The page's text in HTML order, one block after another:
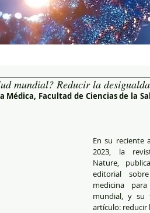
mundial? Reducir la
Facultad de Ciencias de la
En su reciente
2023, la
Nature,
editorial
medicina
mundial, y
artículo: reducir